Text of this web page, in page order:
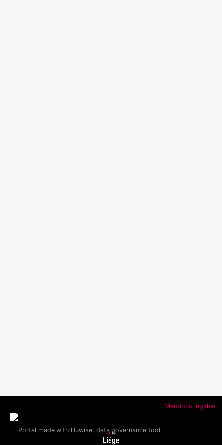
Mentions légales